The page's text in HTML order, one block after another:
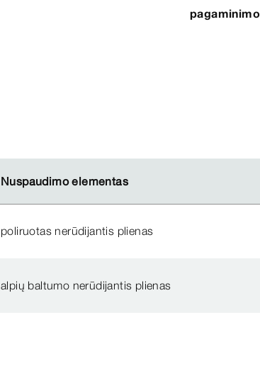
Nuspaudimo elementas
Nuspaudimo elementas
poliruotas nerūdijantis plienas
alpių baltumo nerūdijantis plienas